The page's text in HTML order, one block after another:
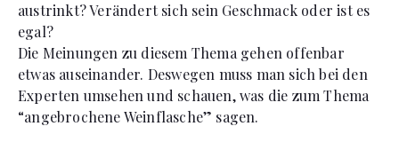
austrinkt? Verändert sich sein Geschmack oder ist es
egal?
Die Meinungen zu diesem Thema gehen offenbar
etwas auseinander. Deswegen muss man sich bei den
Experten umsehen und schauen, was die zum Thema
“angebrochene Weinflasche” sagen.